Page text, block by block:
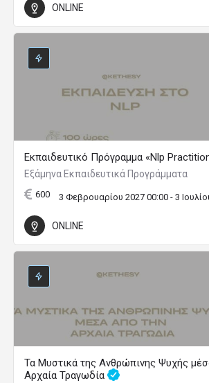
ONLINE
Εκπαιδευτικό Πρόγραμμα «Nlp
Εξάμηνα Εκπαιδευτικά Προγράμματα
600 3 Φεβρουαρίου 2027 00:00 - 3
ONLINE
Τα Μυστικά της Ανθρώπινης Ψυχής
Αρχαία Τραγωδία